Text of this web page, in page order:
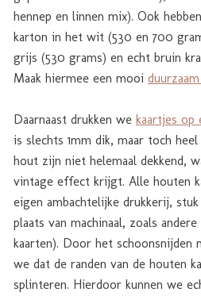
hennep en linnen mix). Ook
karton in het wit (530 en 700
grijs (530 grams) en echt bruin
Maak hiermee een mooi
Daarnaast drukken we kaartjes op
is slechts 1mm dik, maar toch
hout zijn niet helemaal dekkend,
vintage effect krijgt. Alle houten
eigen ambachtelijke drukkerij,
plaats van machinaal, zoals
kaarten). Door het schoonsnijden
we dat de randen van de houten
splinteren. Hierdoor kunnen we